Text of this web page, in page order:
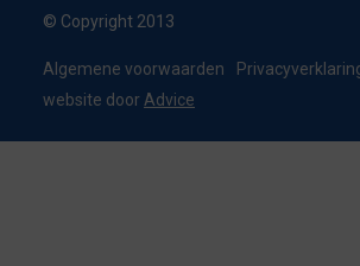
© Copyright 2013
Algemene voorwaarden
website door Advice